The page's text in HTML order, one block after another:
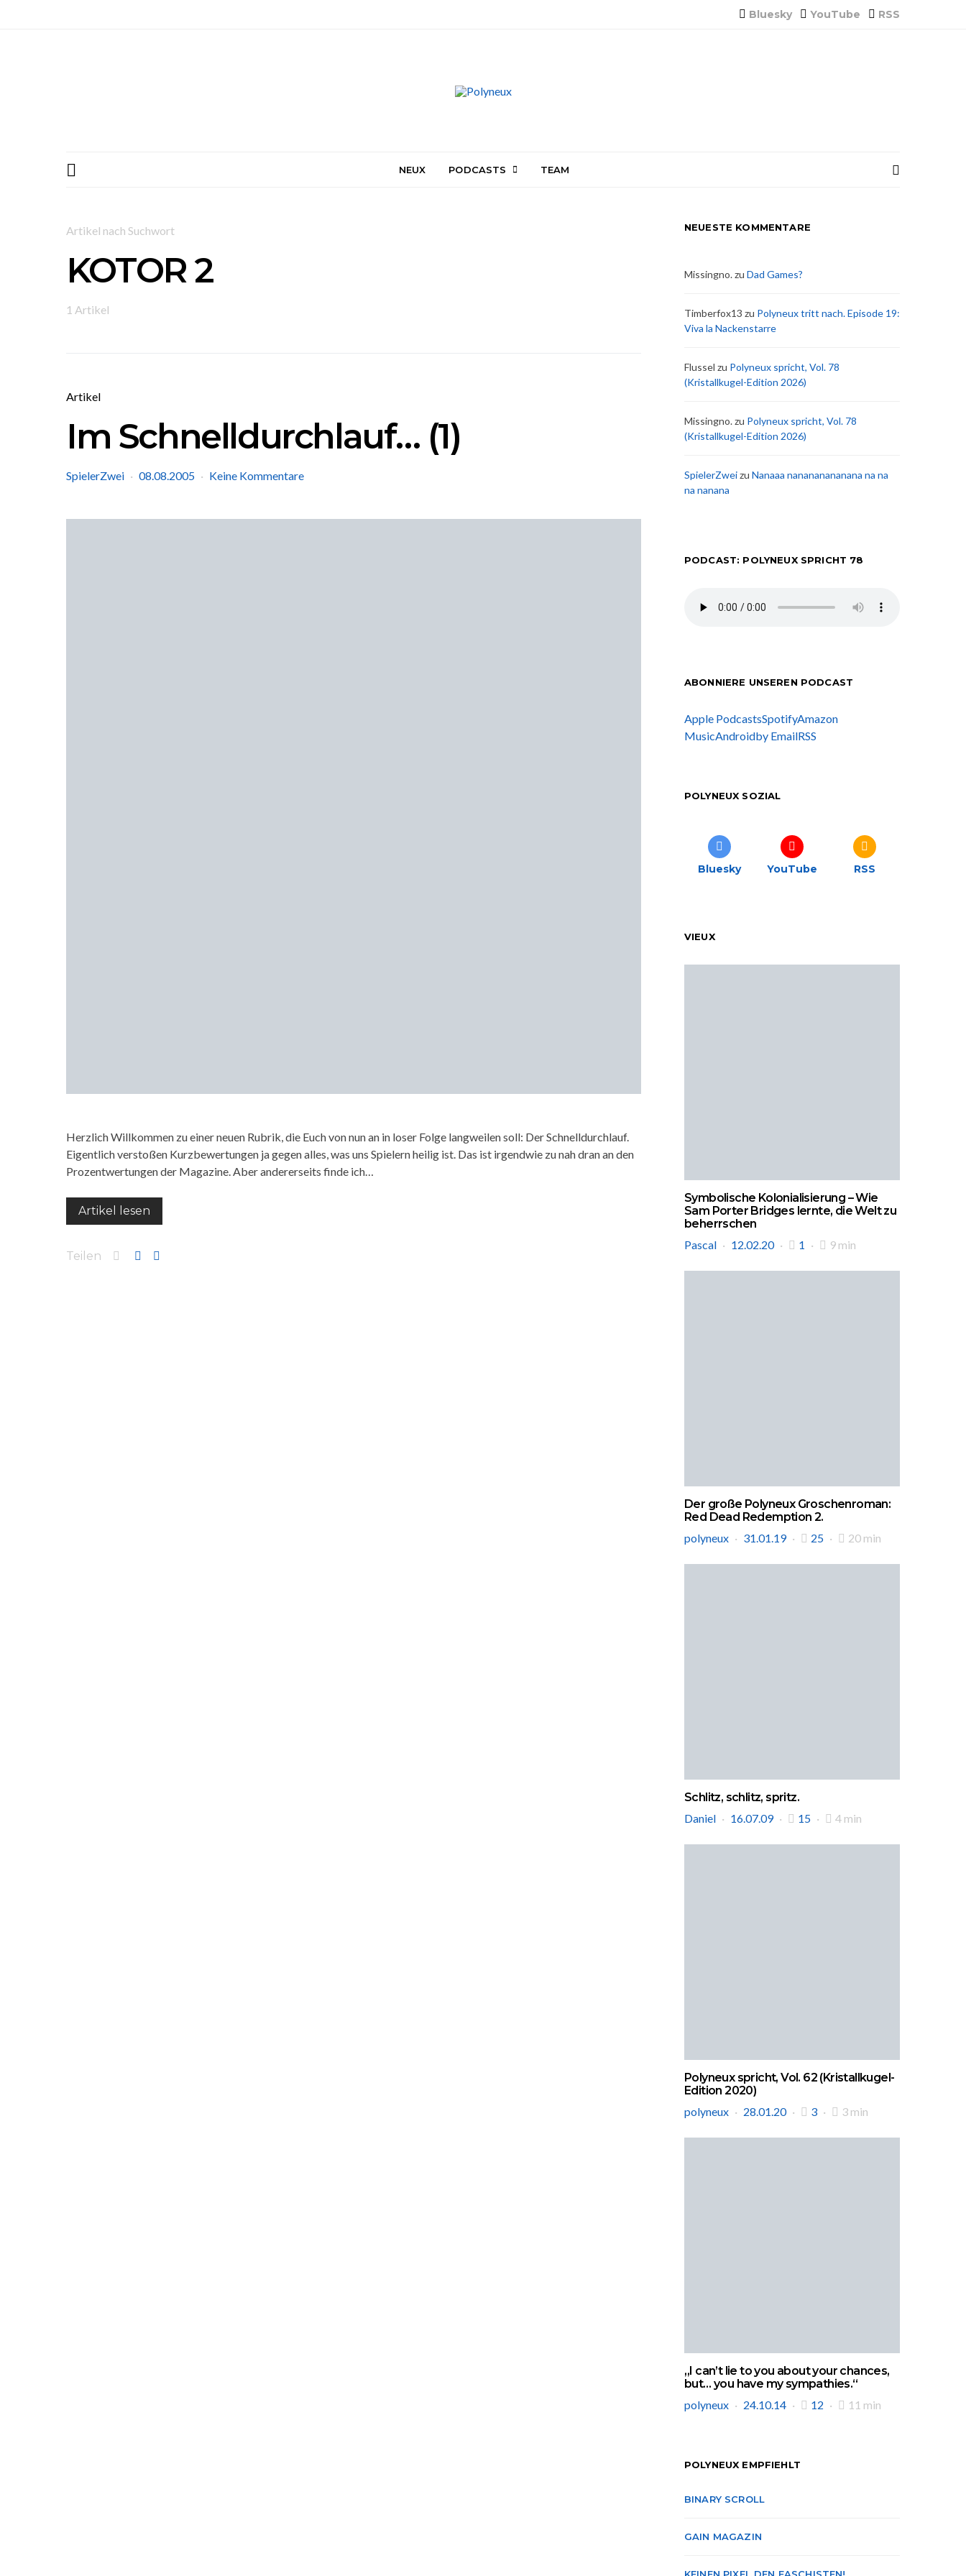
Bluesky YouTube RSS
NEUX PODCASTS TEAM
Artikel nach Suchwort
KOTOR 2
1 Artikel
Artikel
Im Schnelldurchlauf… (1)
SpielerZwei 08.08.2005 Keine Kommentare
Herzlich Willkommen zu einer neuen Rubrik, die Euch von nun an in loser Folge langweilen soll: Der Schnelldurchlauf.
Eigentlich verstoßen Kurzbewertungen ja gegen alles, was uns Spielern heilig ist. Das ist irgendwie zu nah dran an den
Prozentwertungen der Magazine. Aber andererseits finde ich…
Artikel lesen
Teilen
NEUESTE KOMMENTARE
Missingno.zu Dad Games?
Timberfox13 zu Polyneux tritt nach. Episode 19:
Viva la Nackenstarre
Flussel zu Polyneux spricht, Vol. 78
(Kristallkugel-Edition 2026)
Missingno.zu Polyneux spricht, Vol. 78
(Kristallkugel-Edition 2026)
SpielerZweizu Nanaaa nanananananana na na
na nanana
PODCAST: POLYNEUX SPRICHT 78
ABONNIERE UNSEREN PODCAST
Apple PodcastsSpotifyAmazon
MusicAndroidby EmailRSS
POLYNEUX SOZIAL
Bluesky YouTube RSS
VIEUX
Symbolische Kolonialisierung – Wie
Sam Porter Bridges lernte, die Welt zu
beherrschen
Pascal
12.02.20 1 9 min
Der große Polyneux Groschenroman:
Red Dead Redemption 2.
polyneux
31.01.19 25 20 min
Schlitz, schlitz, spritz.
Daniel
16.07.09 15 4 min
Polyneux spricht, Vol. 62 (Kristallkugel-
Edition 2020)
polyneux
28.01.20 3 3 min
„I can’t lie to you about your chances,
but… you have my sympathies.“
polyneux
24.10.14 12 11 min
POLYNEUX EMPFIEHLT
BINARY SCROLL
GAIN MAGAZIN